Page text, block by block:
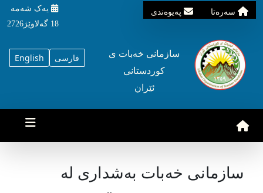
سه‌ره‌تا په‌یوه‌ندی
یه‌ک شه‌مه‌
18 گه‌لاوێژ2726
English فارسی
سازمانی خه‌بات ی
کوردستانی
ئێران
سازمانی خەبات بەشداری لە